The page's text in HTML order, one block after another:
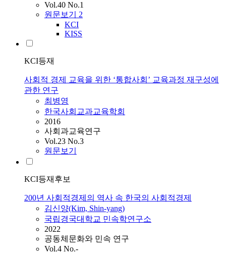
Vol.40 No.1
원문보기 2
KCI
KISS
KCI등재
사회적 경제 교육을 위한 ‘통합사회’ 교육과정 재구성에
관한 연구
최병영
한국사회교과교육학회
2016
사회과교육연구
Vol.23 No.3
원문보기
KCI등재후보
200년 사회적경제의 역사 속 한국의 사회적경제
김신양(Kim, Shin-yang)
국립경국대학교 민속학연구소
2022
공동체문화와 민속 연구
Vol.4 No.-